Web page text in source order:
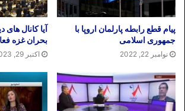
پیام قطع رابطه پارلمان اروپا با
جمهوری اسلامی
نوامبر 22, 2022
آیا کانال های
بحران غزه
اکتبر 29, 2023